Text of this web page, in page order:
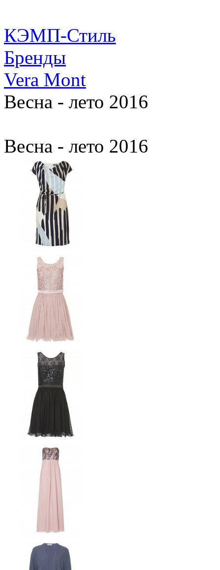
КЭМП-Стиль
Бренды
Vera Mont
Весна - лето 2016
Весна - лето 2016